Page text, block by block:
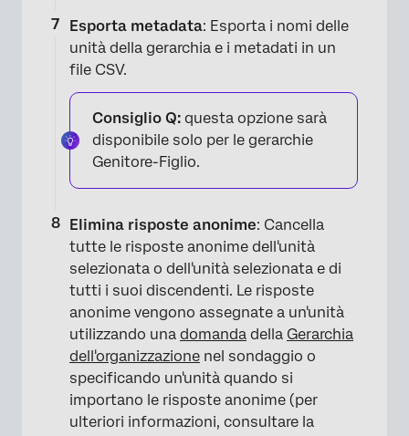
×
Esporta metadata: Esporta i nomi delle
unità della gerarchia e i metadati in un
file CSV.
Consiglio Q: questa opzione sarà
disponibile solo per le gerarchie
Genitore-Figlio.
Elimina risposte anonime: Cancella
tutte le risposte anonime dell'unità
selezionata o dell'unità selezionata e di
tutti i suoi discendenti. Le risposte
anonime vengono assegnate a un'unità
utilizzando una domanda della Gerarchia
dell'organizzazione nel sondaggio o
specificando un'unità quando si
importano le risposte anonime (per
ulteriori informazioni, consultare la